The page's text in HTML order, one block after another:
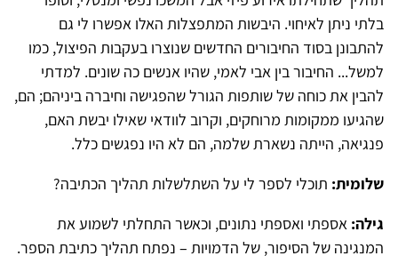
בלתי ניתן לאיחוי. היבשות המתפצלות האלו אפשרו לי גם
להתבונן בסוד החיבורים החדשים שנוצרו בעקבות הפיצול, כמו
למשל... החיבור בין אבי לאמי, שהיו אנשים כה שונים. למדתי
להבין את כוחה של שותפות הגורל שהפגישה וחיברה ביניהם; הם,
שהגיעו ממקומות מרוחקים, וקרוב לוודאי שאילו יבשת האם,
פנגיאה, הייתה נשארת שלמה, הם לא היו נפגשים כלל.
שלומית: תוכלי לספר לי על השתלשלות תהליך הכתיבה?
גילה: אספתי ואספתי נתונים, וכאשר התחלתי לשמוע את
המנגינה של הסיפור, של הדמויות – נפתח תהליך כתיבת הספר.